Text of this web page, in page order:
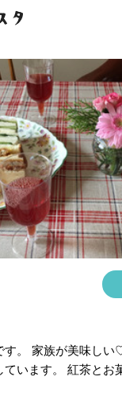
す。 家族が美味しい
います。 紅茶とお